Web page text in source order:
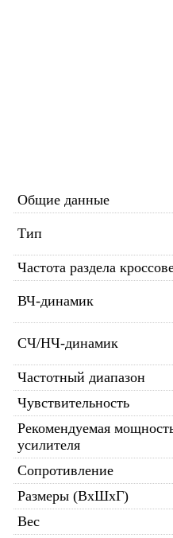
Общие данные
Тип
Частота раздела
ВЧ-динамик
СЧ/НЧ-динамик
Частотный диапазон
Чувствительность
Рекомендуемая
усилителя
Сопротивление
Размеры (ВхШхГ)
Вес